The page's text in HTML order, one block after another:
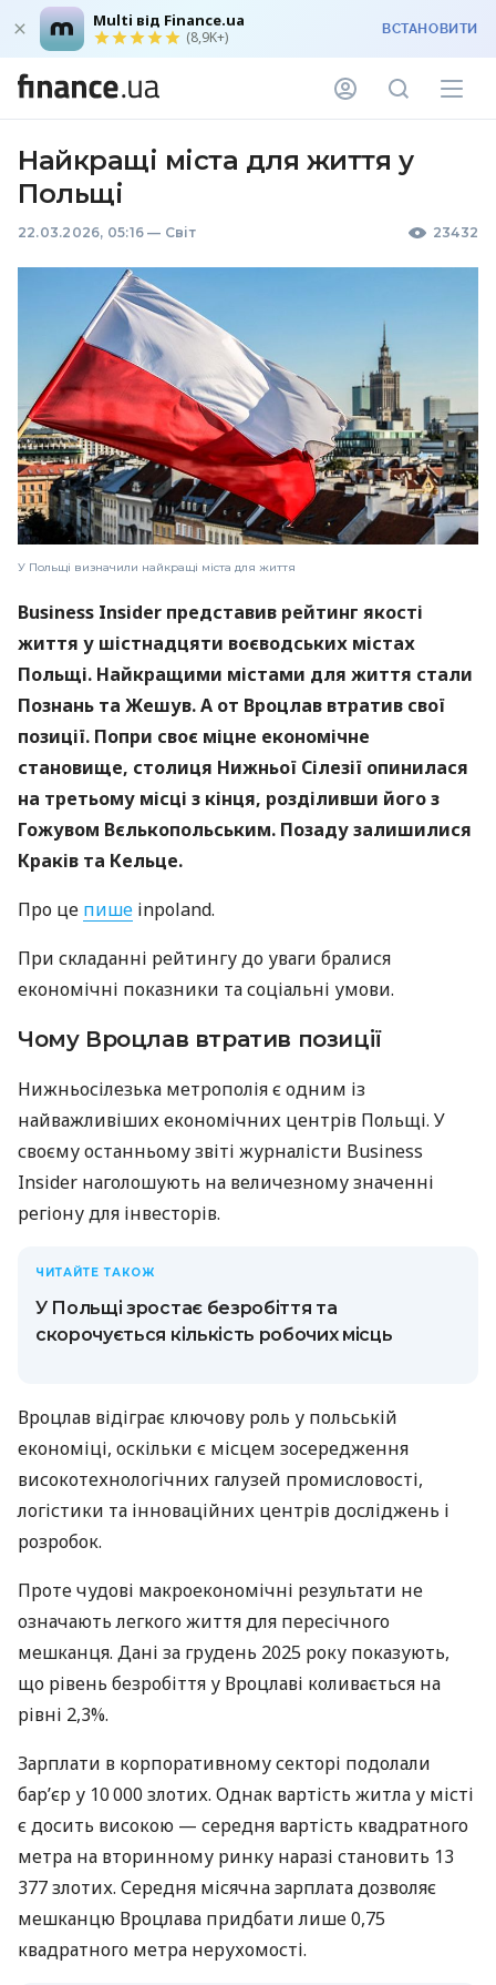
Multi від Finance.ua
(8,9K+) ВСТАНОВИТИ
Найкращі міста для життя у
Польщі
22.03.2026, 05:16 — Світ 23432
У Польщі визначили найкращі міста для життя
Business Insider представив рейтинг якості
життя у шістнадцяти воєводських містах
Польщі. Найкращими містами для життя стали
Познань та Жешув. А от Вроцлав втратив свої
позиції. Попри своє міцне економічне
становище, столиця Нижньої Сілезії опинилася
на третьому місці з кінця, розділивши його з
Гожувом Вєлькопольським. Позаду залишилися
Краків та Кельце.
Про це пише inpoland.
При складанні рейтингу до уваги бралися
економічні показники та соціальні умови.
Чому Вроцлав втратив позиції
Нижньосілезька метрополія є одним із
найважливіших економічних центрів Польщі. У
своєму останньому звіті журналісти Business
Insider наголошують на величезному значенні
регіону для інвесторів.
ЧИТАЙТЕ ТАКОЖ
У Польщі зростає безробіття та
скорочується кількість робочих місць
Вроцлав відіграє ключову роль у польській
економіці, оскільки є місцем зосередження
високотехнологічних галузей промисловості,
логістики та інноваційних центрів досліджень і
розробок.
Проте чудові макроекономічні результати не
означають легкого життя для пересічного
мешканця. Дані за грудень 2025 року показують,
що рівень безробіття у Вроцлаві коливається на
рівні 2,3%.
Зарплати в корпоративному секторі подолали
бар’єр у 10 000 злотих. Однак вартість житла у місті
є досить високою — середня вартість квадратного
метра на вторинному ринку наразі становить 13
377 злотих. Середня місячна зарплата дозволяє
мешканцю Вроцлава придбати лише 0,75
квадратного метра нерухомості.